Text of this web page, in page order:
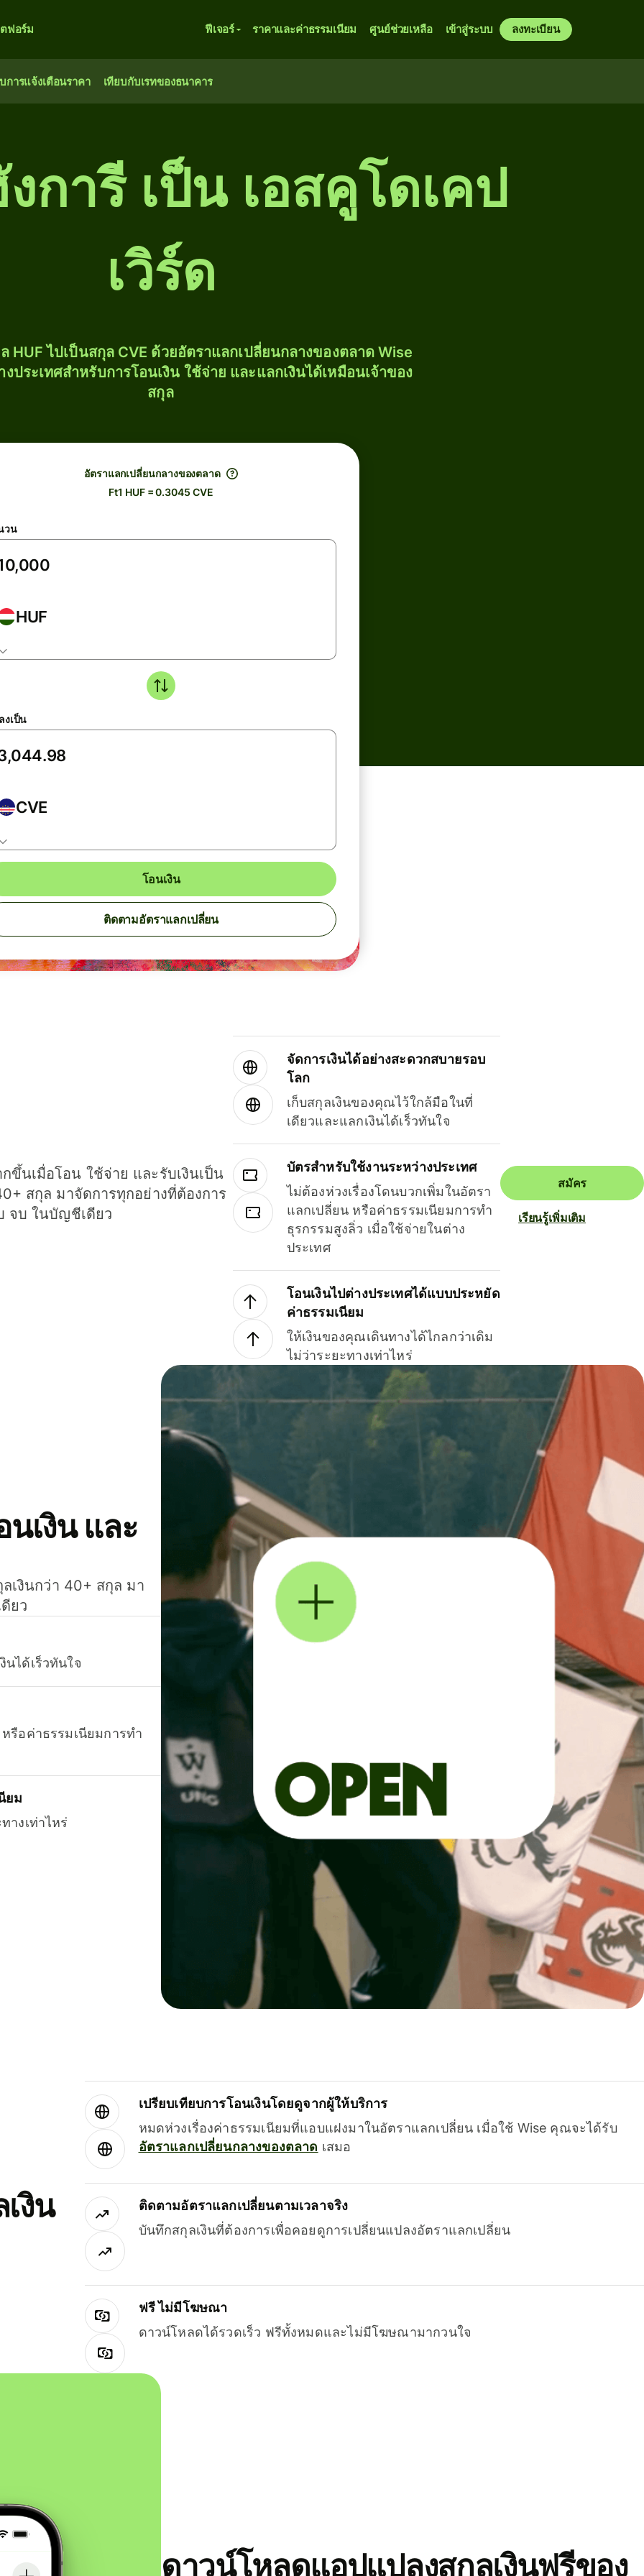
ฟอร์ม ฟีเจอร์ ราคาและค่าธรรมเนียม ศูนย์ช่วยเหลือ เข้าสู่ระบบ ลงทะเบียน
การแจ้งเตือนราคา เทียบกับเรทของธนาคาร
การี เป็น เอสคูโดเคป
เวิร์ด
HUF ไปเป็นสกุล CVE ด้วยอัตราแลกเปลี่ยนกลางของตลาด Wise
ประเทศสำหรับการโอนเงิน ใช้จ่าย และแลกเงินได้เหมือนเจ้าของ
สกุล
อัตราแลกเปลี่ยนกลางของตลาด
Ft1 HUF = 0.3045 CVE
วน
HUF
งเป็น
CVE
โอนเงิน
ติดตามอัตราแลกเปลี่ยน
ขึ้นเมื่อโอน ใช้จ่าย และรับเงินเป็น
สกุล มาจัดการทุกอย่างที่ต้องการ
จบ ในบัญชีเดียว
จัดการเงินได้อย่างสะดวกสบายรอบ
โลก
เก็บสกุลเงินของคุณไว้ใกล้มือในที่
เดียวและแลกเงินได้เร็วทันใจ
บัตรสำหรับใช้งานระหว่างประเทศ
ไม่ต้องห่วงเรื่องโดนบวกเพิ่มในอัตรา
แลกเปลี่ยน หรือค่าธรรมเนียมการทำ
ธุรกรรมสูงลิ่ว เมื่อใช้จ่ายในต่าง
ประเทศ
โอนเงินไปต่างประเทศได้แบบประหยัด
ค่าธรรมเนียม
ให้เงินของคุณเดินทางได้ไกลกว่าเดิม
ไม่ว่าระยะทางเท่าไหร่
สมัคร
เรียนรู้เพิ่มเติม
เงิน และ
เงินกว่า 40+ สกุล มา
ยว
นได้เร็วทันใจ
รือค่าธรรมเนียมการทำ
ยม
างเท่าไหร่
งิน
เปรียบเทียบการโอนเงินโดยดูจากผู้ให้บริการ
หมดห่วงเรื่องค่าธรรมเนียมที่แอบแฝงมาในอัตราแลกเปลี่ยน เมื่อใช้ Wise คุณจะได้รับ
อัตราแลกเปลี่ยนกลางของตลาด เสมอ
ติดตามอัตราแลกเปลี่ยนตามเวลาจริง
บันทึกสกุลเงินที่ต้องการเพื่อคอยดูการเปลี่ยนแปลงอัตราแลกเปลี่ยน
ฟรี ไม่มีโฆษณา
ดาวน์โหลดได้รวดเร็ว ฟรีทั้งหมดและไม่มีโฆษณามากวนใจ
ดาวน์โหลดแอปแปลงสกุลเงินฟรีของ